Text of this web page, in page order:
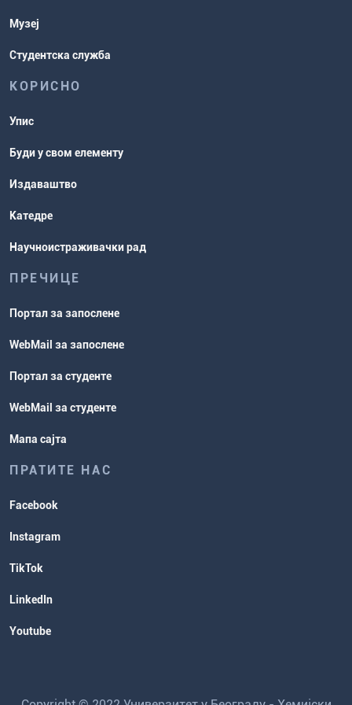
Музеј
Студентска служба
КОРИСНО
Упис
Буди у свом елементу
Издаваштво
Катедре
Научноистраживачки рад
ПРЕЧИЦЕ
Портал за запослене
WebMail за запослене
Портал за студенте
WebMail за студенте
Мапа сајта
ПРАТИТЕ НАС
Facebook
Instagram
TikTok
LinkedIn
Youtube